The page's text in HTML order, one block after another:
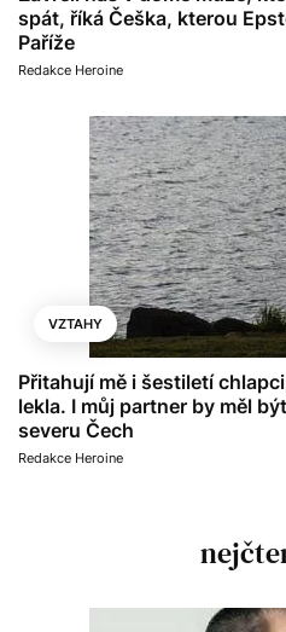
spát, říká Češka, kterou
Paříže
Redakce Heroine
VZTAHY
Přitahují mě i šestiletí
lekla. I můj partner by měl
severu Čech
Redakce Heroine